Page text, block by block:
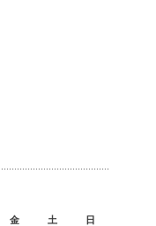
金 土 日